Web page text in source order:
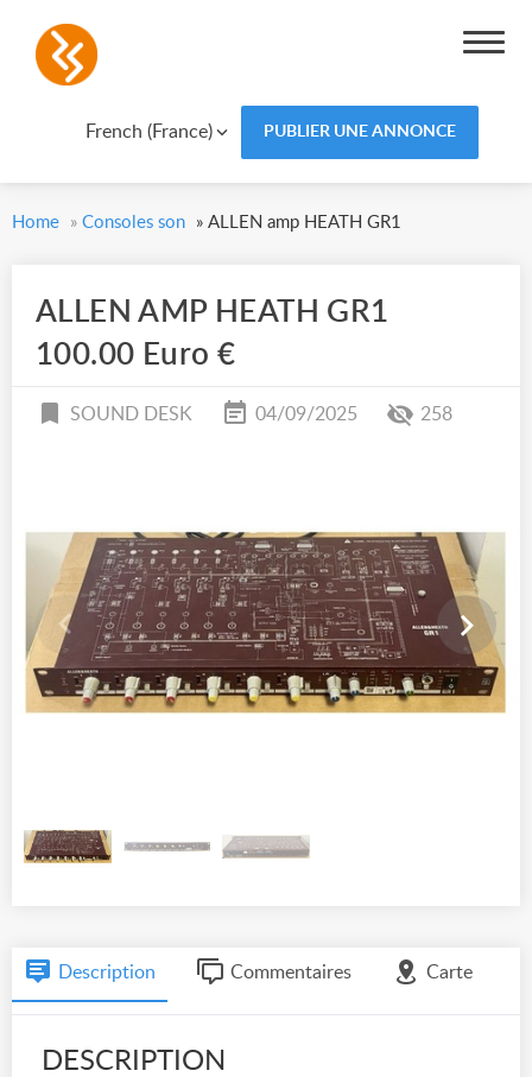
French (France) PUBLIER UNE ANNONCE
Home » Consoles son » ALLEN amp HEATH GR1
ALLEN AMP HEATH GR1
100.00 Euro €
SOUND DESK 04/09/2025 258
Description Commentaires Carte
DESCRIPTION